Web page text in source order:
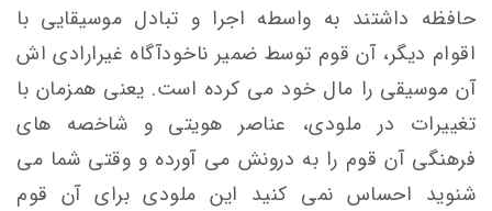
حافظه داشتند به واسطه اجرا و تبادل موسیقایی با
اقوام دیگر، آن قوم توسط ضمیر ناخودآگاه غیرارادی اش
آن موسیقی را مال خود می کرده است. یعنی همزمان با
تغییرات در ملودی، عناصر هویتی و شاخصه های
فرهنگی آن قوم را به درونش می آورده و وقتی شما می
شنوید احساس نمی کنید این ملودی برای آن قوم